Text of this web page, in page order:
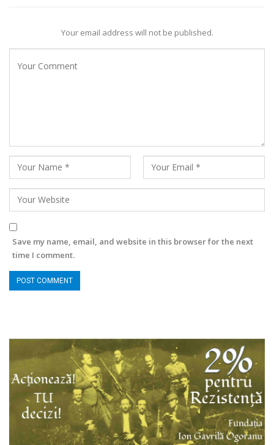
Your email address will not be published.
Save my name, email, and website in this browser for the next
time I comment.